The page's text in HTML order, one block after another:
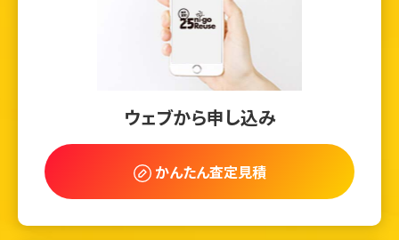
ウェブから申し込み
かんたん査定見積